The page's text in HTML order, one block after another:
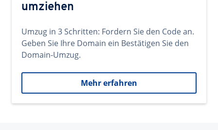
umziehen
Umzug in 3 Schritten: Fordern Sie den Code an.
Geben Sie Ihre Domain ein Bestätigen Sie den
Domain-Umzug.
Mehr erfahren